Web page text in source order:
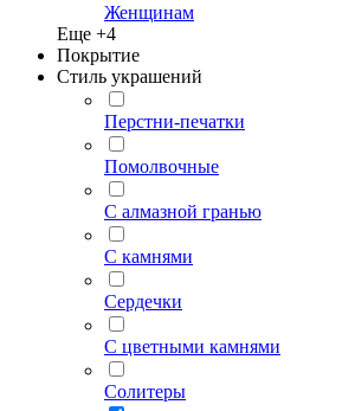
Женщинам
Еще +4
Покрытие
Стиль украшений
Перстни-печатки
Помолвочные
С алмазной гранью
С камнями
Сердечки
С цветными камнями
Солитеры